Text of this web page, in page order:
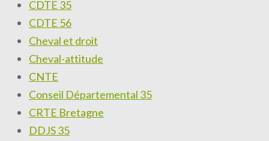
CDTE 35
CDTE 56
Cheval et droit
Cheval-attitude
CNTE
Conseil Départemental 35
CRTE Bretagne
DDJS 35